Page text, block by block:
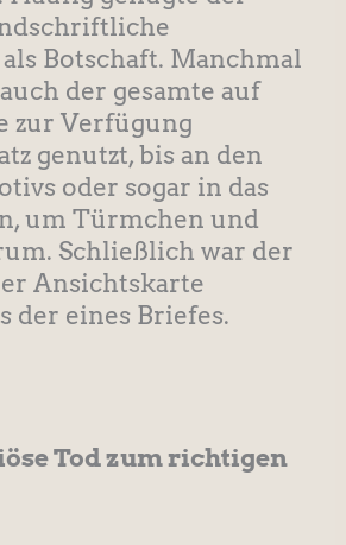
Botschaft. Manchmal
der gesamte auf
zur Verfügung
genutzt, bis an den
oder sogar in das
um Türmchen und
Schließlich war der
Ansichtskarte
der eines Briefes.
Tod zum richtigen